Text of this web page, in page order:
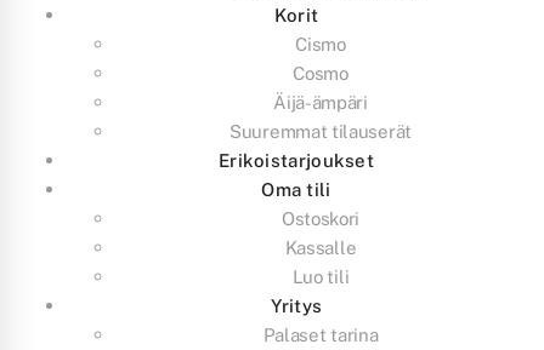
Korit
Cismo
Cosmo
Äijä-ämpäri
Suuremmat tilauserät
Erikoistarjoukset
Oma tili
Ostoskori
Kassalle
Luo tili
Yritys
Palaset tarina